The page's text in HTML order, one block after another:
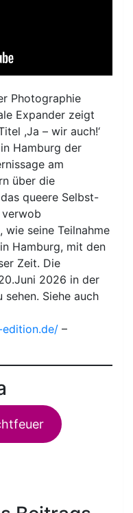
Photographie
Expander zeigt
,Ja – wir auch!‘
Hamburg der
am
über die
queere Selbst-
verwob
wie seine Teilnahme
Hamburg, mit den
Zeit. Die
2026 in der
sehen. Siehe auch
–